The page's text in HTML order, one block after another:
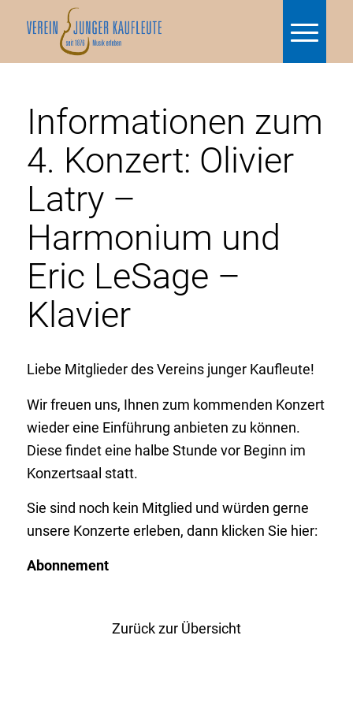
Informationen zum
4. Konzert: Olivier
Latry –
Harmonium und
Eric LeSage –
Klavier
Liebe Mitglieder des Vereins junger Kaufleute!
Wir freuen uns, Ihnen zum kommenden Konzert
wieder eine Einführung anbieten zu können.
Diese findet eine halbe Stunde vor Beginn im
Konzertsaal statt.
Sie sind noch kein Mitglied und würden gerne
unsere Konzerte erleben, dann klicken Sie hier:
Abonnement
Zurück zur Übersicht